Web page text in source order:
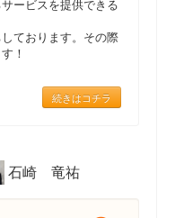
ービスを提供できる
ております。その際
！
続きはコチラ
石崎 竜祐